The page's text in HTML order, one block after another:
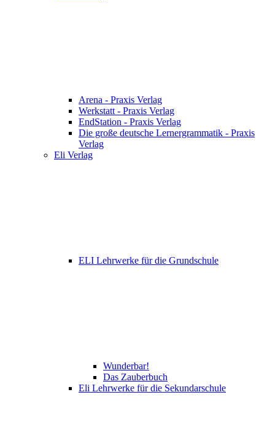
Arena - Praxis Verlag
Werkstatt - Praxis Verlag
EndStation - Praxis Verlag
Die große deutsche Lernergrammatik - Praxis
Verlag
Eli Verlag
ELI Lehrwerke für die Grundschule
Wunderbar!
Das Zauberbuch
Eli Lehrwerke für die Sekundarschule